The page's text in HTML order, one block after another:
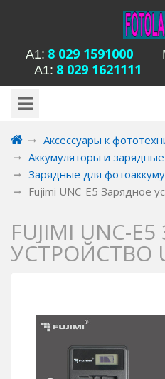
А1: 8 029 1591000
А1: 8 029 1621111
Время работы магазина
20-00, сб с 13-00 до 18-00,
Аксессуары к
Аккумуляторы и зарядные
Зарядные для
Fujimi UNC-E5 Зарядное
FUJIMI UNC-
УСТРОЙСТВО
Previous